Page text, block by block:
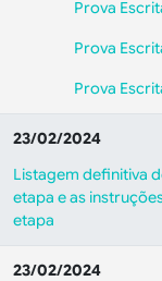
Prova
Prova
Prova
23/02/2024
Listagem definitiva
etapa e as
etapa
23/02/2024